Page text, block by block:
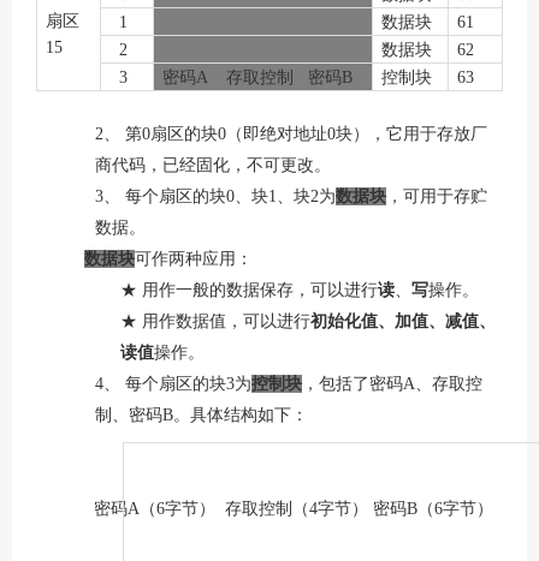
扇区
15
1
数据块
61
2
数据块
62
3
密码A 存取控制 密码 B 控制块 63
2、 第0扇区的块0 （即绝对地址0块），它用于存放厂
商代码，已经固化，不可更改。
3、 每个扇区的块0、块1、块2为数据块 ，可用于存贮
数据。
数据块可作两种应用：
★ 用作一般的数据保存，可以进行读、 写操作。
★ 用作数据值，可以进行初始化值、加值、减值、
读值操作。
4、 每个扇区的块3为控制块 ，包括了密码A、存取控
制、密码B。具体结构如下：
密码A （6字节） 存取控制（4字节） 密码B （6字节）